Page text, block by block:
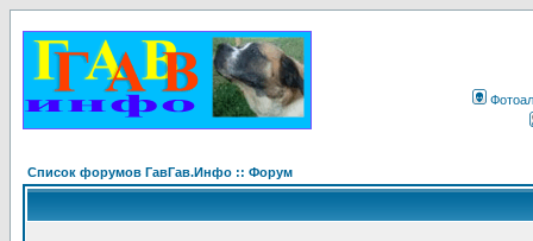
Список форумов ГавГав.Инфо :: Форум